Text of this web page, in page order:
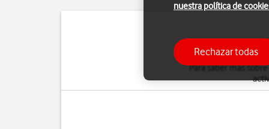
Puedes desviar al
Para saber más
nuestra política de
Rechazar todas